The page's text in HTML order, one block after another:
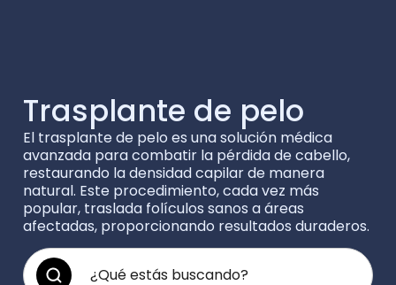
Trasplante de pelo
El trasplante de pelo es una solución médica
avanzada para combatir la pérdida de cabello,
restaurando la densidad capilar de manera
natural. Este procedimiento, cada vez más
popular, traslada folículos sanos a áreas
afectadas, proporcionando resultados duraderos.